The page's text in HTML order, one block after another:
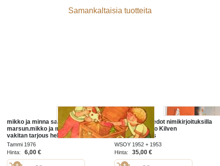
Samankaltaisia tuotteita
mikko ja minna saavat
marsun.mikko ja minna -sarja
vakitan tarjous helposti paketti. ..S
ja M KOKO 19x36 x60 cm paino
35kg POSTIMAKSU 5e.
Tammi 1976
Hinta:
6,00 €
Askeleita ja Pedot nimikirjoituksilla
+ Eeva & Mikko Kilven
joulutervehdys
WSOY 1952 + 1953
Hinta:
35,00 €